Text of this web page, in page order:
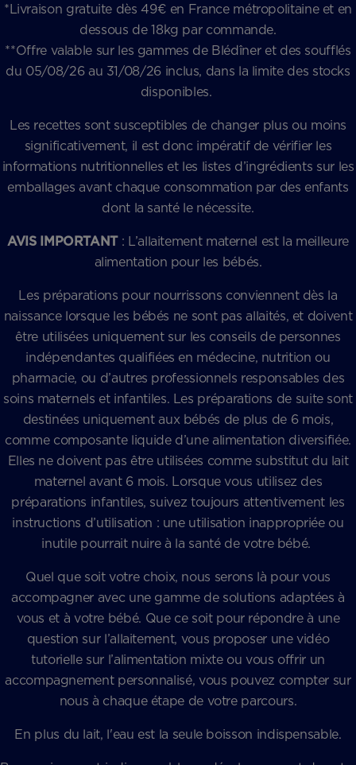
*Livraison gratuite dès 49€ en France métropolitaine et en
dessous de 18kg par commande.
**Offre valable sur les gammes de Blédîner et des soufflés
du 05/08/26 au 31/08/26 inclus, dans la limite des stocks
disponibles.
Les recettes sont susceptibles de changer plus ou moins
significativement, il est donc impératif de vérifier les
informations nutritionnelles et les listes d’ingrédients sur les
emballages avant chaque consommation par des enfants
dont la santé le nécessite.
AVIS IMPORTANT : L’allaitement maternel est la meilleure
alimentation pour les bébés.
Les préparations pour nourrissons conviennent dès la
naissance lorsque les bébés ne sont pas allaités, et doivent
être utilisées uniquement sur les conseils de personnes
indépendantes qualifiées en médecine, nutrition ou
pharmacie, ou d’autres professionnels responsables des
soins maternels et infantiles. Les préparations de suite sont
destinées uniquement aux bébés de plus de 6 mois,
comme composante liquide d’une alimentation diversifiée.
Elles ne doivent pas être utilisées comme substitut du lait
maternel avant 6 mois. Lorsque vous utilisez des
préparations infantiles, suivez toujours attentivement les
instructions d’utilisation : une utilisation inappropriée ou
inutile pourrait nuire à la santé de votre bébé.
Quel que soit votre choix, nous serons là pour vous
accompagner avec une gamme de solutions adaptées à
vous et à votre bébé. Que ce soit pour répondre à une
question sur l’allaitement, vous proposer une vidéo
tutorielle sur l’alimentation mixte ou vous offrir un
accompagnement personnalisé, vous pouvez compter sur
nous à chaque étape de votre parcours.
En plus du lait, l'eau est la seule boisson indispensable.